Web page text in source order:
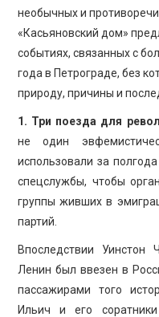
ОБРАЗОВАНИЕ
ПРОСВЕЩЕНИЕ
необычных и
«Касьяновский дом»
событиях, связанных с
года в Петрограде, без
природу, причины и
1. Три поезда для
не один
использовали за
спецслужбы, чтобы
группы живших в
партий.
Впоследствии Уинстон
Ленин был ввезен в
пассажирами того
Ильич и его